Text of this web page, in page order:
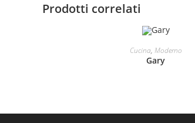
Prodotti correlati
LEGGI TUTTO
Cucina, Moderno
Gary